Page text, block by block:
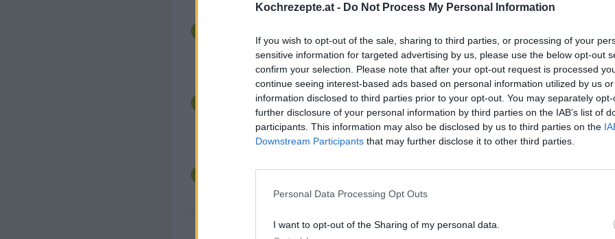
Kochrezepte.at - Do Not Process My Personal Information
If you wish to opt-out of the sale, sharing to third parties, or processing of your
sensitive information for targeted advertising by us, please use the below opt-out
confirm your selection. Please note that after your opt-out request is processed
continue seeing interest-based ads based on personal information utilized by us
information disclosed to third parties prior to your opt-out. You may separately
further disclosure of your personal information by third parties on the IAB’s list of
participants. This information may also be disclosed by us to third parties on the
Downstream Participants that may further disclose it to other third parties.
Personal Data Processing Opt Outs
I want to opt-out of the Sharing of my personal data.
Zum Abschluss das gesiebte Mehl
Dritteln in die Förmchen des Muffinblechs füllen
und in den Ofen schieben. Nach 12 Minuten aus
dem Ofen nehmen und abkühlen lassen.
In der Zwischenzeit das Topping (die Creme)
zubereiten: Weiche Butter, Staubzucker und
Vanillezucker schaumig schlagen. Etwas heißes
Wasser hinzugeben und die Masse in einen
Spritzbeutel füllen, um diese auf die Cupcakes
zu spritzen.
Das Highlight sind kandierte Früchte oder
Diese Tortenstückchen lassen sich bis zu 3 Tage
Artikelempfehlung